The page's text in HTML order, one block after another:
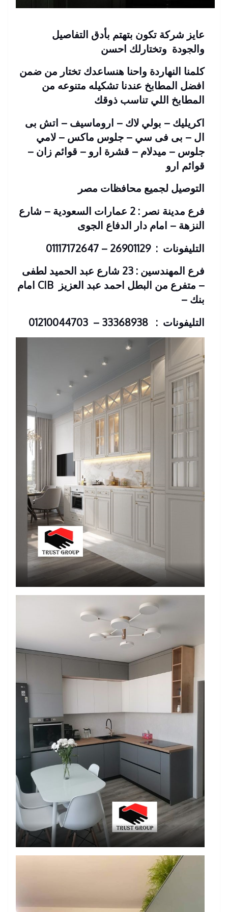
عايز شركة تكون بتهتم بأدق التفاصيل
والجودة وتختارلك احسن
كلمنا النهاردة واحنا هنساعدك تختار من ضمن
افضل المطابخ عندنا تشكيله متنوعه من
المطابخ اللي تناسب ذوقك
اكريليك – بولي لاك – اروماسيف – اتش بى
ال – بى فى سي – جلوس ماكس – لامي
جلوس – ميدلام – قشرة ارو – قوائم زان –
قوائم ارو
التوصيل لجميع محافظات مصر
فرع مدينة نصر : 2 عمارات السعودية – شارع
النزهة – امام دار الدفاع الجوى
التليفونات : 26901129 – 01117172647
فرع المهندسين : 23 شارع عبد الحميد لطفى
– متفرع من البطل احمد عبد العزيز
CIB امام
بنك –
التليفونات : 33368938 – 01210044703